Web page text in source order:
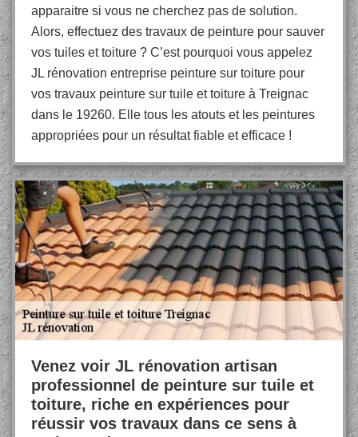
apparaitre si vous ne cherchez pas de solution.
Alors, effectuez des travaux de peinture pour sauver
vos tuiles et toiture ? C’est pourquoi vous appelez
JL rénovation entreprise peinture sur toiture pour
vos travaux peinture sur tuile et toiture à Treignac
dans le 19260. Elle tous les atouts et les peintures
appropriées pour un résultat fiable et efficace !
Venez voir JL rénovation artisan
professionnel de peinture sur tuile et
toiture, riche en expériences pour
réussir vos travaux dans ce sens à